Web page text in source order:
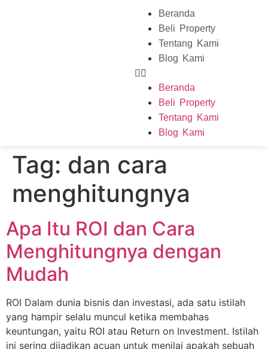
Beranda
Beli Property
Tentang Kami
Blog Kami
Beranda
Beli Property
Tentang Kami
Blog Kami
Tag: dan cara
menghitungnya
Apa Itu ROI dan Cara
Menghitungnya dengan
Mudah
ROI Dalam dunia bisnis dan investasi, ada satu istilah
yang hampir selalu muncul ketika membahas
keuntungan, yaitu ROI atau Return on Investment. Istilah
ini sering dijadikan acuan untuk menilai apakah sebuah